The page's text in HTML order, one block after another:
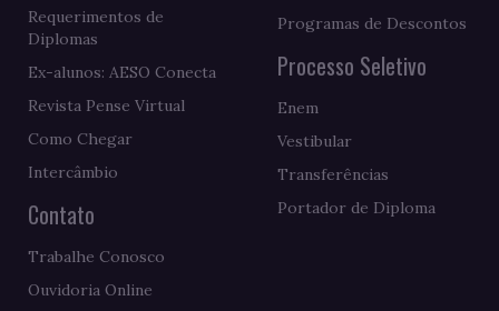
Requerimentos de
Diplomas
Ex-alunos: AESO Conecta
Revista Pense Virtual
Como Chegar
Intercâmbio
Contato
Trabalhe Conosco
Ouvidoria Online
Programas de Descontos
Processo Seletivo
Enem
Vestibular
Transferências
Portador de Diploma